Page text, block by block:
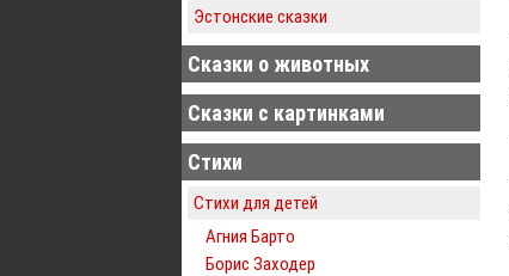
Эстонские сказки
Сказки о животных
Сказки с картинками
Стихи
Стихи для детей
Агния Барто
Борис Заходер